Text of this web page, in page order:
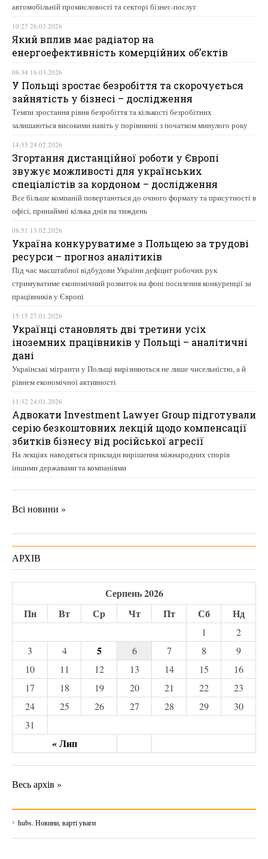
автомобільній промисловості та секторі бізнес-послуг
10:27 26.03.2026
Який вплив має радіатор на
енергоефективність комерційних об’єктів
08:34 16.03.2026
У Польщі зростає безробіття та скорочується
зайнятість у бізнесі – дослідження
Темпи зростання рівня безробіття та кількості безробітних
залишаються високими навіть у порівнянні з початком минулого року
14:35 24.02.2026
Згортання дистанційної роботи у Європі
звужує можливості для українських
спеціалістів за кордоном – дослідження
Все більше компаній повертаються до очного формату та присутності в
офісі, принаймні кілька днів на тиждень
08:51 13.02.2026
Україна конкуруватиме з Польщею за трудові
ресурси – прогноз аналітиків
Під час масштабної відбудови України дефіцит робочих рук
стримуватиме економічний розвиток на фоні посилення конкуренції за
працівників у Європі
15:15 27.01.2026
Українці становлять дві третини усіх
іноземних працівників у Польщі – аналітичні
дані
Українські мігранти у Польщі вирізняються не лише чисельністю, а й
рівнем економічної активності
11:32 24.01.2026
Адвокати Investment Lawyer Group підготували
серію безкоштовних лекцій щодо компенсації
збитків бізнесу від російської агресії
На лекціях наводяться приклади вирішення міжнародних спорів
іншими державами та компаніями
Всі новини »
АРХІВ
Серпень 2026
Пн
Вт Ср Чт Пт Сб Нд
« Лип
1
2
3
4 5 6 7 8
9
10
11 12 13 14 15
16
17
18 19 20 21 22
23
24
25 26 27 28 29
30
31
Весь архів »
hubs. Новини, варті уваги